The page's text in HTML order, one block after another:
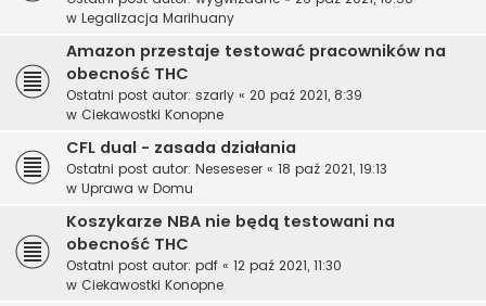
w Legalizacja Marihuany
Amazon przestaje testować pracowników na
obecność THC
Ostatni post autor: szarly « 20 paź 2021, 8:39
w Ciekawostki Konopne
CFL dual - zasada działania
Ostatni post autor: Neseseser « 18 paź 2021, 19:13
w Uprawa w Domu
Koszykarze NBA nie będą testowani na
obecność THC
Ostatni post autor: pdf « 12 paź 2021, 11:30
w Ciekawostki Konopne